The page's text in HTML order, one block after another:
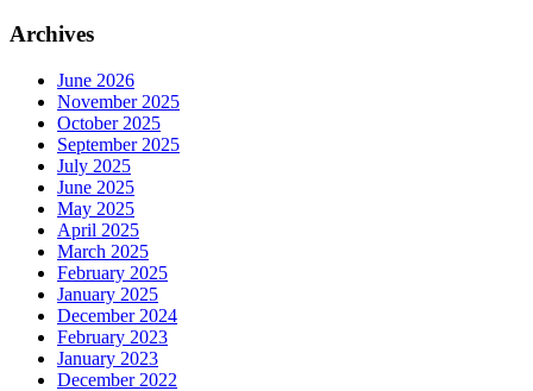
Archives
June 2026
November 2025
October 2025
September 2025
July 2025
June 2025
May 2025
April 2025
March 2025
February 2025
January 2025
December 2024
February 2023
January 2023
December 2022